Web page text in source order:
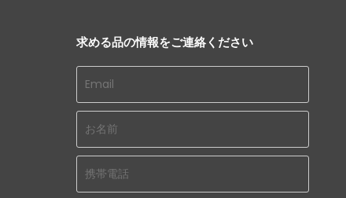
求める品の情報をご連絡ください